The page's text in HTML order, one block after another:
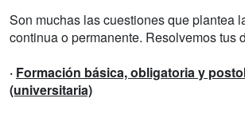
Son muchas las cuestiones que plantea
continua o permanente. Resolvemos tus
· Formación básica, obligatoria y
(universitaria)